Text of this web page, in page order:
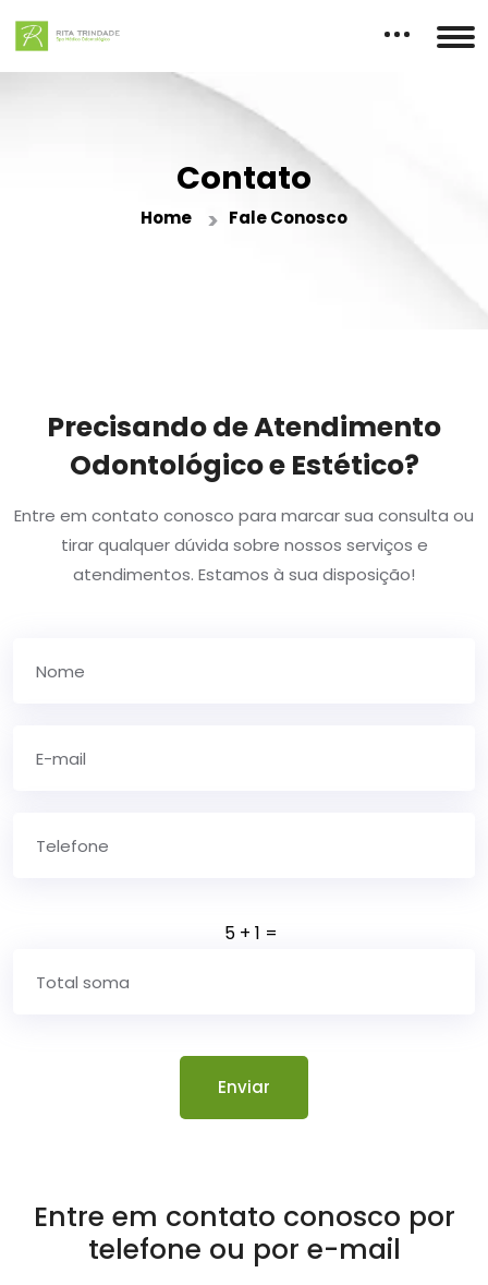
Contato
Home Fale Conosco
Precisando de Atendimento
Odontológico e Estético?
Entre em contato conosco para marcar sua consulta ou
tirar qualquer dúvida sobre nossos serviços e
atendimentos. Estamos à sua disposição!
5 + 1 =
Entre em contato conosco por
telefone ou por e-mail